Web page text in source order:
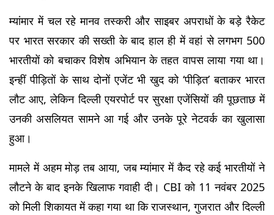
म्यांमार में चल रहे मानव तस्करी और साइबर अपराधों के बड़े रैकेट
पर भारत सरकार की सख्ती के बाद हाल ही में वहां से लगभग 500
भारतीयों को बचाकर विशेष अभियान के तहत वापस लाया गया था।
इन्हीं पीड़ितों के साथ दोनों एजेंट भी खुद को ‘पीड़ित’ बताकर भारत
लौट आए, लेकिन दिल्ली एयरपोर्ट पर सुरक्षा एजेंसियों की पूछताछ में
उनकी असलियत सामने आ गई और उनके पूरे नेटवर्क का खुलासा
हुआ।
मामले में अहम मोड़ तब आया, जब म्यांमार में कैद रहे कई भारतीयों ने
लौटने के बाद इनके खिलाफ गवाही दी। CBI को 11 नवंबर 2025
को मिली शिकायत में कहा गया था कि राजस्थान, गुजरात और दिल्ली